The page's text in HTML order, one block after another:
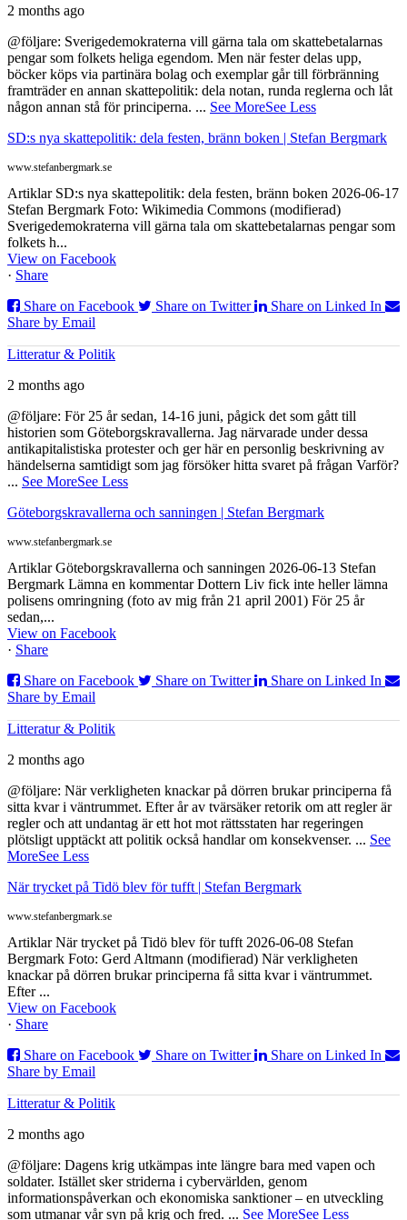
2 months ago
@följare: Sverigedemokraterna vill gärna tala om skattebetalarnas
pengar som folkets heliga egendom. Men när fester delas upp,
böcker köps via partinära bolag och exemplar går till förbränning
framträder en annan skattepolitik: dela notan, runda reglerna och låt
någon annan stå för principerna. ... See MoreSee Less
SD:s nya skattepolitik: dela festen, bränn boken | Stefan Bergmark
www.stefanbergmark.se
Artiklar SD:s nya skattepolitik: dela festen, bränn boken 2026-06-17
Stefan Bergmark Foto: Wikimedia Commons (modifierad)
Sverigedemokraterna vill gärna tala om skattebetalarnas pengar som
folkets h...
View on Facebook
· Share
Share on Facebook
Share on Twitter
Share on Linked In
Share by Email
Litteratur & Politik
2 months ago
@följare: För 25 år sedan, 14-16 juni, pågick det som gått till
historien som Göteborgskravallerna. Jag närvarade under dessa
antikapitalistiska protester och ger här en personlig beskrivning av
händelserna samtidigt som jag försöker hitta svaret på frågan Varför?
... See MoreSee Less
Göteborgskravallerna och sanningen | Stefan Bergmark
www.stefanbergmark.se
Artiklar Göteborgskravallerna och sanningen 2026-06-13 Stefan
Bergmark Lämna en kommentar Dottern Liv fick inte heller lämna
polisens omringning (foto av mig från 21 april 2001) För 25 år
sedan,...
View on Facebook
· Share
Share on Facebook
Share on Twitter
Share on Linked In
Share by Email
Litteratur & Politik
2 months ago
@följare: När verkligheten knackar på dörren brukar principerna få
sitta kvar i väntrummet. Efter år av tvärsäker retorik om att regler är
regler och att undantag är ett hot mot rättsstaten har regeringen
plötsligt upptäckt att politik också handlar om konsekvenser. ... See
MoreSee Less
När trycket på Tidö blev för tufft | Stefan Bergmark
www.stefanbergmark.se
Artiklar När trycket på Tidö blev för tufft 2026-06-08 Stefan
Bergmark Foto: Gerd Altmann (modifierad) När verkligheten
knackar på dörren brukar principerna få sitta kvar i väntrummet.
Efter ...
View on Facebook
· Share
Share on Facebook
Share on Twitter
Share on Linked In
Share by Email
Litteratur & Politik
2 months ago
@följare: Dagens krig utkämpas inte längre bara med vapen och
soldater. Istället sker striderna i cybervärlden, genom
informationspåverkan och ekonomiska sanktioner – en utveckling
som utmanar vår syn på krig och fred. ... See MoreSee Less